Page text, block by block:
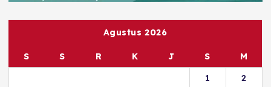
Agustus 2026
S S R K J S
M
1
2